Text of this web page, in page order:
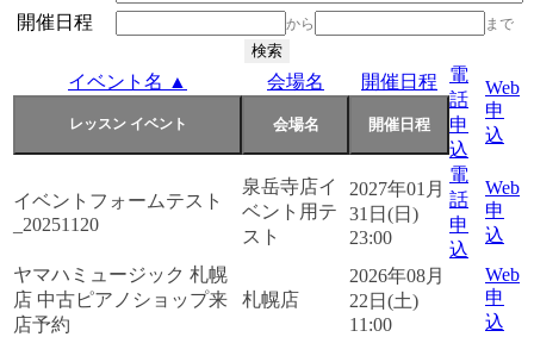
開催日程
から まで
イベント名 ▲ 会場名 開催日程
電
話
申
込
Web
申
込
イベントフォームテスト
_20251120
泉岳寺店イ
ベント用テ
スト
2027年01月
31日(日)
23:00
電
話
申
込
Web
申
込
ヤマハミュージック 札幌
店 中古ピアノショップ来
店予約
札幌店
2026年08月
22日(土)
11:00
Web
申
込